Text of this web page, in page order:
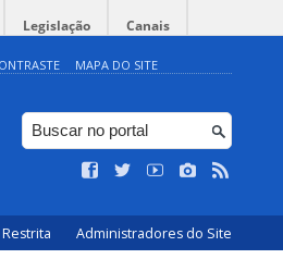
Legislação Canais
MAPA DO SITE
Administradores do Site